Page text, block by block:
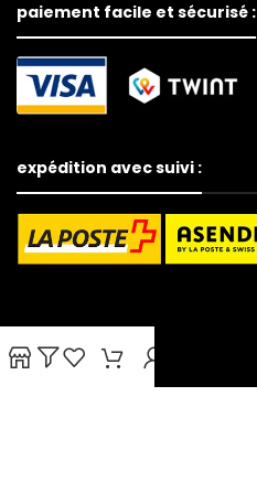
paiement facile et sécurisé :
expédition avec suivi :